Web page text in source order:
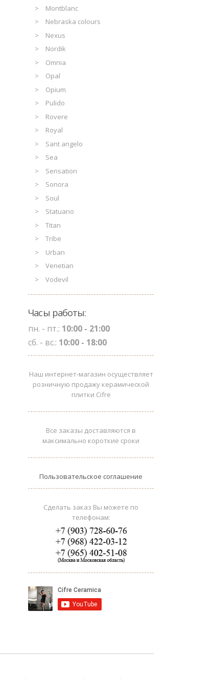
Montblanc
Nebraska colours
Nexus
Nordik
Omnia
Opal
Opium
Pulido
Rovere
Royal
Sant angelo
Sea
Sensation
Sonora
Soul
Statuario
Titan
Tribe
Urban
Venetian
Vodevil
Часы работы:
пн. - пт.: 10:00 - 21:00
сб. - вс.: 10:00 - 18:00
Наш интернет-магазин осуществляет
розничную продажу керамической
плитки Cifre
Все заказы доставляются в
максимально короткие сроки
Пользовательское соглашение
Сделать заказ Вы можете по
телефонам: